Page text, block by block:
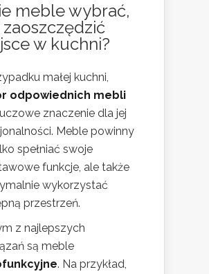
meble wybrać,
zaoszczędzić
w kuchni?
małej kuchni,
odpowiednich mebli
znaczenie dla jej
Meble powinny
spełniać swoje
funkcje, ale także
wykorzystać
przestrzeń.
z najlepszych
są meble
. Na przykład,